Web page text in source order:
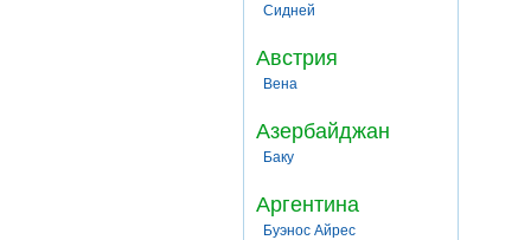
Сидней
Австрия
Вена
Азербайджан
Баку
Аргентина
Буэнос Айрес